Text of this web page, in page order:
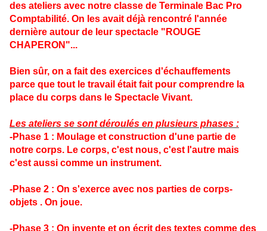
des ateliers avec notre classe de Terminale Bac Pro
Comptabilité. On les avait déjà rencontré l'année
dernière autour de leur spectacle "ROUGE
CHAPERON"...
Bien sûr, on a fait des exercices d'échauffements
parce que tout le travail était fait pour comprendre la
place du corps dans le Spectacle Vivant.
Les ateliers se sont déroulés en plusieurs phases :
-Phase 1 : Moulage et construction d'une partie de
notre corps. Le corps, c'est nous, c'est l'autre mais
c'est aussi comme un instrument.
-Phase 2 : On s'exerce avec nos parties de corps-
objets . On joue.
-Phase 3 : On invente et on écrit des textes comme des